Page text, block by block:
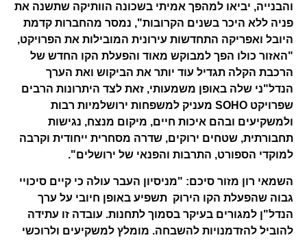
והבנייה, יביאו למהפך אמיתי בשכונה הוותיקה שתשנה את
פניה ללא היכר בשנים הקרובות", נמסר מהחברות קדמת
היובל ואפריקה התחדשות עירונית המובילות את הפרויקט,
"האזור כולו הפך למבוקש מאוד והפעלת הקו החדש של
הרכבת הקלה תגדיל עוד יותר את הביקוש ואת הערך
הנדל"ני שלה באופן משמעותי, זאת לצד היתרונות הרבים
שפרויקט SOHO מעניק למשפחות ירושלמיות רבות
ולמשקיעים ובהם איכות חיים, מיקום מנצח, נגישות
תחבורתית, שטחים ירוקים, שדרה מסחרית ייחודית וקרבה
למוקדי הספורט, התרבות והפנאי של ירושלים".
השמאי רון מזור סיכם: "מניסיון העבר עולה כי קיים סיכויי
גבוה שהפעלת הקו הירוק תשפיע באופן חיובי על ערך
הנדל"ן למגורים בעיקר בסמוך לתחנות. עובדה זו עתידה
להוביל להזדמנויות להשבחה. מומלץ למשקיעים ולרוכשי